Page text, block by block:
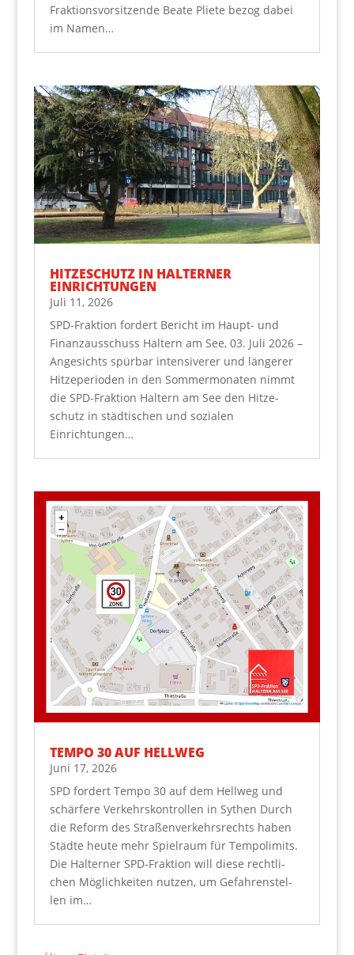
Frak­ti­ons­vor­sit­zen­de Bea­te Plie­te bezog dabei
im Namen…
HIT­ZE­SCHUTZ IN HAL­TER­NER
EINRICHTUNGEN
Juli 11, 2026
SPD-Frak­ti­on for­dert Bericht im Haupt- und
Finanz­aus­schuss Hal­tern am See, 03. Juli 2026 –
Ange­sichts spür­bar inten­si­ve­rer und län­ge­rer
Hit­ze­pe­ri­oden in den Som­mer­mo­na­ten nimmt
die SPD-Frak­ti­on Hal­tern am See den Hit­ze­
schutz in städ­ti­schen und sozia­len
Einrichtungen…
TEM­PO 30 AUF HELLWEG
Juni 17, 2026
SPD for­dert Tem­po 30 auf dem Hell­weg und
schär­fe­re Ver­kehrs­kon­trol­len in Sythen Durch
die Reform des Stra­ßen­ver­kehrs­rechts haben
Städ­te heu­te mehr Spiel­raum für Tem­po­li­mits.
Die Hal­ter­ner SPD-Frak­ti­on will die­se recht­li­
chen Mög­lich­kei­ten nut­zen, um Gefah­ren­stel­
len im…